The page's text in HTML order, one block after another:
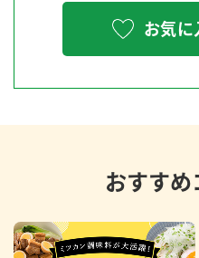
お気に
おすすめ